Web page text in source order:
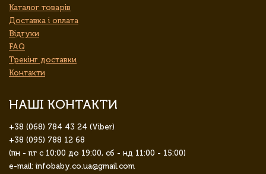
Каталог товарів
Доставка і оплата
Відгуки
FAQ
Трекінг доставки
Контакти
НАШІ КОНТАКТИ
+38 (068) 784 43 24 (Viber)
+38 (095) 788 12 68
(пн - пт с 10:00 до 19:00, сб - нд 11:00 - 15:00)
e-mail: infobaby.co.ua@gmail.com